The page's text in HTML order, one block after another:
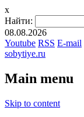
x
Найти:
08.08.2026
Youtube RSS E-mail
sobytiye.ru
Main menu
Skip to content